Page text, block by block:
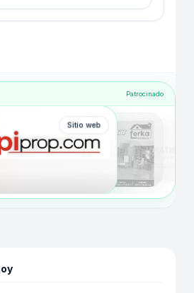
Patrocinado
Sitio web